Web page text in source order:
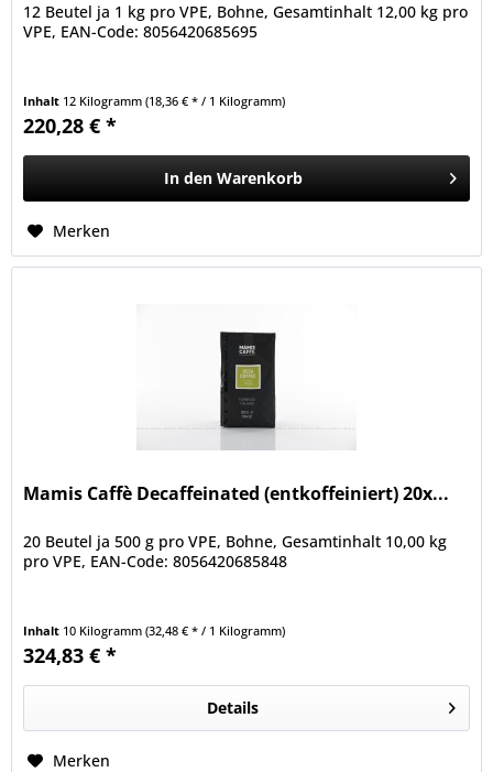
12 Beutel ja 1 kg pro VPE, Bohne, Gesamtinhalt 12,00 kg pro
VPE, EAN-Code: 8056420685695
Inhalt 12 Kilogramm(18,36 € * / 1 Kilogramm)
220,28 € *
In den Warenkorb
Merken
Mamis Caffè Decaffeinated (entkoffeiniert) 20x...
20 Beutel ja 500 g pro VPE, Bohne, Gesamtinhalt 10,00 kg
pro VPE, EAN-Code: 8056420685848
Inhalt 10 Kilogramm(32,48 € * / 1 Kilogramm)
324,83 € *
Details
Merken